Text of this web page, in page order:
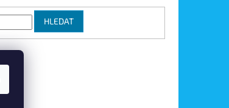
HLEDAT